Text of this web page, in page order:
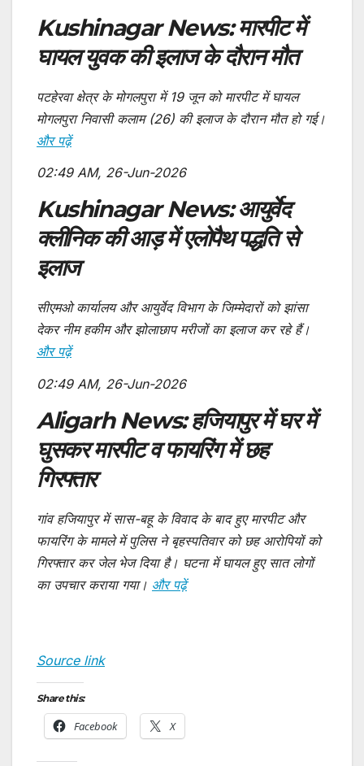
Kushinagar News: मारपीट में
घायल युवक की इलाज के दौरान मौत
पटहेरवा क्षेत्र के मोगलपुरा में 19 जून को मारपीट में घायल
मोगलपुरा निवासी कलाम (26) की इलाज के दौरान मौत हो गई।
और पढ़ें
02:49 AM, 26-Jun-2026
Kushinagar News: आयुर्वेद
क्लीनिक की आड़ में एलोपैथ पद्धति से
इलाज
सीएमओ कार्यालय और आयुर्वेद विभाग के जिम्मेदारों को झांसा
देकर नीम हकीम और झोलाछाप मरीजों का इलाज कर रहे हैं।
और पढ़ें
02:49 AM, 26-Jun-2026
Aligarh News: हजियापुर में घर में
घुसकर मारपीट व फायरिंग में छह
गिरफ्तार
गांव हजियापुर में सास-बहू के विवाद के बाद हुए मारपीट और
फायरिंग के मामले में पुलिस ने बृहस्पतिवार को छह आरोपियों को
गिरफ्तार कर जेल भेज दिया है। घटना में घायल हुए सात लोगों
का उपचार कराया गया। और पढ़ें
Source link
Share this:
Facebook X